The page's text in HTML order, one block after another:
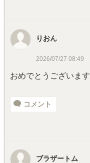
りおん
2026/07/27 08:49
おめでとうございます
コメント
ブラザートム